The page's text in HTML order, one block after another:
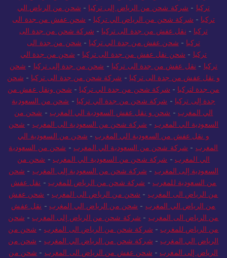
تركيا - شركة شحن من الرياض إلى تركيا - شحن من الرياض الي
تركيا - شركة شحن من الرياض الي تركيا - شحن عفش من جدة الى
تركيا - نقل عفش من جدة الى تركيا - شركة شحن من جدة الى
تركيا - شحن عفش من جدة الي تركيا - شحن من جدة الى
تركيا - شحن نقل عفش من جدة الى تركيا - شحن من جدة الي
تركيا - نقل عفش من جدة الى تركيا - شحن من جدة إلى تركيا - شحن
و نقل عفش من جدة الى تركيا - شركة شحن من جدة الى تركيا - شحن
من جدة لتركيا - شركة شحن من جدة الي تركيا - شحن ونقل عفش من
جدة إلى تركيا - شركة شحن من جدة الي تركيا - شحن من السعودية
الي المغرب - شحن و نقل عفش السعودية الي المغرب - شحن من
السعودية الي المغرب - شركة شحن من السعودية الى المغرب - شحن
و نقل عفش من السعودية الي المغرب - شحن من السعودية الي
المغرب - شركة شحن من السعودية الي المغرب - شحن من السعودية
الي المغرب - شركة شحن من السعودية الي المغرب - شحن من
السعودية إلى المغرب - شركة شحن من السعودية إلى المغرب - شحن
من السعودية للمغرب - شركة شحن من الرياض للمغرب - نقل عفش
من الرياض الى المغرب - شحن من الرياض الى المغرب - شحن عفش
من الرياض الي المغرب - شحن من الرياض الي المغرب - نقل عفش
من الرياض الى المغرب - شركة شحن من الرياض إلى المغرب - شحن
من الرياض للمغرب - شركة شحن من الرياض الى المغرب - شحن من
الرياض الي المغرب - شركة شحن من الرياض الي المغرب - شحن من
الرياض إلى المغرب - شحن عفش من الرياض الى المغرب - شحن من